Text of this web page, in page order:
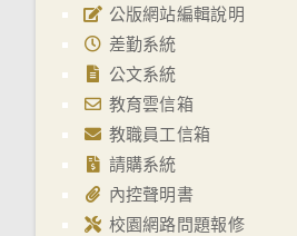
公版網站編輯說明
差勤系統
公文系統
教育雲信箱
教職員工信箱
請購系統
內控聲明書
校園網路問題報修